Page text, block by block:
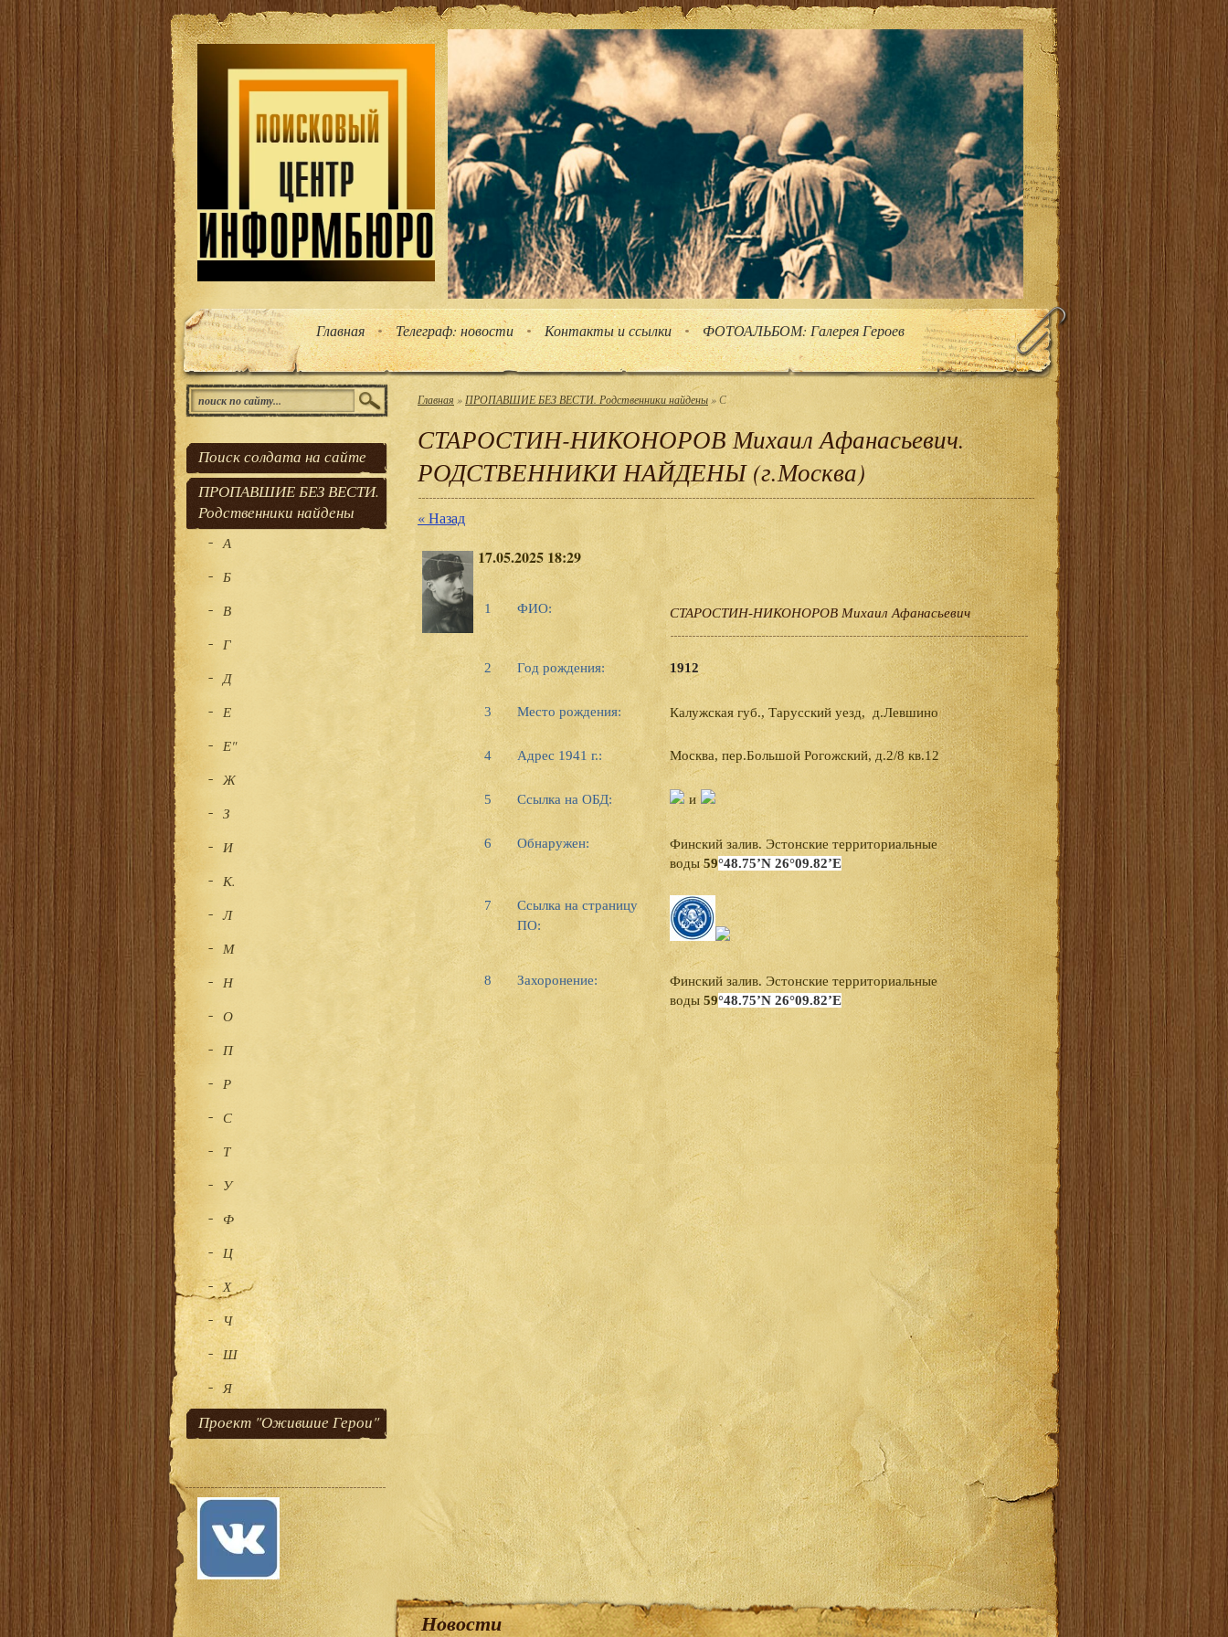
Главная Телеграф: новости Контакты и ссылки ФОТОАЛЬБОМ: Галерея Героев
Главная » ПРОПАВШИЕ БЕЗ ВЕСТИ. Родственники найдены » С
СТАРОСТИН-НИКОНОРОВ Михаил Афанасьевич.
РОДСТВЕННИКИ НАЙДЕНЫ (г.Москва)
« Назад
17.05.2025 18:29
1 ФИО: СТАРОСТИН-НИКОНОРОВ Михаил Афанасьевич
2 Год рождения: 1912
3 Место рождения: Калужская губ., Тарусский уезд, д.Левшино
4 Адрес 1941 г.: Москва, пер.Большой Рогожский, д.2/8 кв.12
5 Ссылка на ОБД: и
6 Обнаружен:
Финский залив. Эстонские территориальные
воды59°48.75’N 26°09.82’E
7
Ссылка на страницу
ПО:
8 Захоронение:
Финский залив. Эстонские территориальные
воды 59°48.75’N 26°09.82’E
Поиск солдата на сайте
ПРОПАВШИЕ БЕЗ ВЕСТИ.
Родственники найдены
А
Б
В
Г
Д
Е
Е"
Ж
З
И
К.
Л
М
Н
О
П
Р
С
Т
У
Ф
Ц
Х
Ч
Ш
Я
Проект "Ожившие Герои"
Новости